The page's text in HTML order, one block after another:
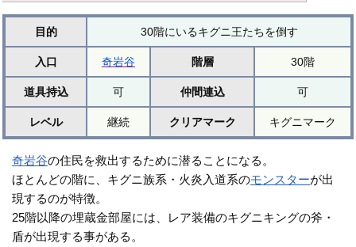
目的 30階にいるキグニ王たちを倒す
入口 奇岩谷 階層 30階
道具持込 可 仲間連込 可
レベル 継続 クリアマーク キグニマーク
奇岩谷の住民を救出するために潜ることになる。
ほとんどの階に、キグニ族系・火炎入道系のモンスターが出
現するのが特徴。
25階以降の埋蔵金部屋には、レア装備のキグニキングの斧・
盾が出現する事がある。